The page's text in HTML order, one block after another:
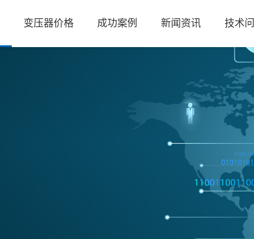
变压器价格 成功案例 新闻资讯 技术